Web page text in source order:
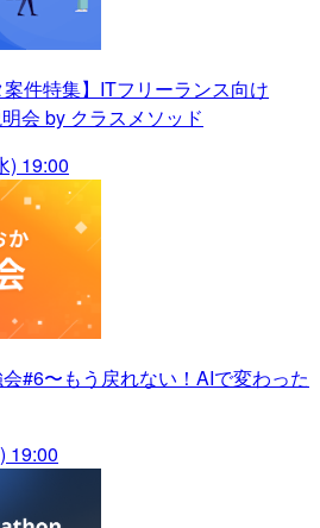
案件特集】ITフリーランス向け
会 by クラスメソッド
) 19:00
#6〜もう戻れない！AIで変わった
19:00